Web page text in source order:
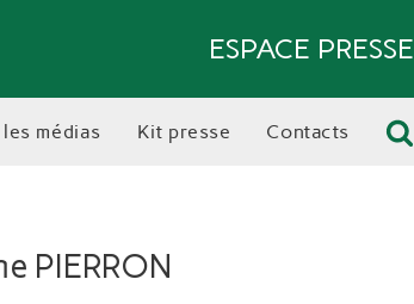
ESPACE PRESSE
les médias kit presse contacts
PIERRON